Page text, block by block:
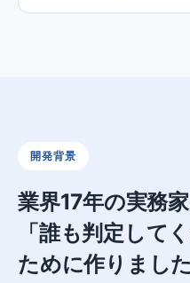
開発背景
業界17年の実務家
「誰も判定して
ために作りました